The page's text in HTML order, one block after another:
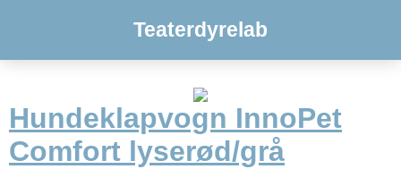
Teaterdyrelab
Hundeklapvogn InnoPet
Comfort lyserød/grå